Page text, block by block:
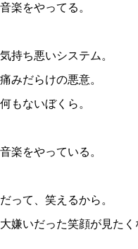
音楽をやってる。
気持ち悪いシステム。
痛みだらけの悪意。
何もないぼくら。
音楽をやっている。
だって、笑えるから。
大嫌いだった笑顔が見たく